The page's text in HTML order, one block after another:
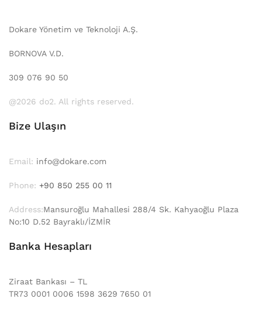
Dokare Yönetim ve Teknoloji A.Ş.
BORNOVA V.D.
309 076 90 50
@2026 do2. All rights reserved.
Bize Ulaşın
Email: info@dokare.com
Phone: +90 850 255 00 11
Address:Mansuroğlu Mahallesi 288/4 Sk. Kahyaoğlu Plaza
No:10 D.52 Bayraklı/İZMİR
Banka Hesapları
Ziraat Bankası – TL
TR73 0001 0006 1598 3629 7650 01